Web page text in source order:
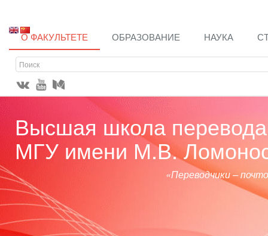
О ФАКУЛЬТЕТЕ ОБРАЗОВАНИЕ НАУКА
Высшая школа
МГУ имени М.В.
«Переводчики –